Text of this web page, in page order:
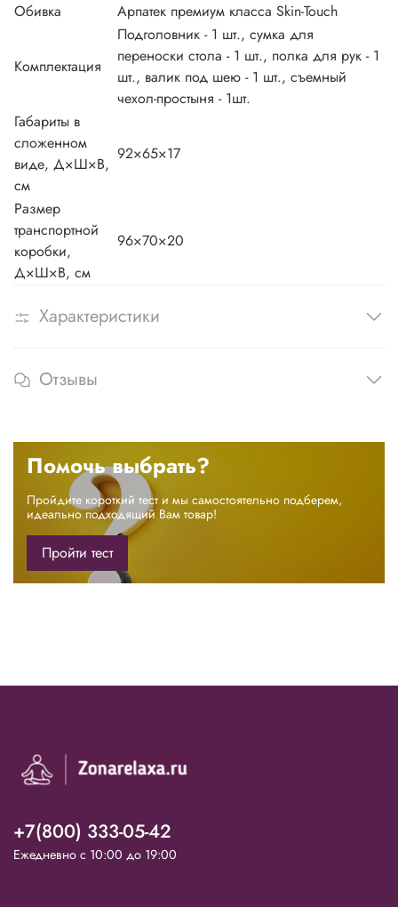
Обивка
Арпатек премиум класса Skin-Touch
Комплектация
Подголовник - 1 шт., сумка для
переноски стола - 1 шт., полка для рук - 1
шт., валик под шею - 1 шт., съемный
чехол-простыня - 1шт.
Габариты в
сложенном
виде, Д×Ш×В,
см
92×65×17
Размер
транспортной
коробки,
Д×Ш×В, см
96×70×20
Характеристики
Отзывы
Помочь выбрать?
Пройдите короткий тест и мы самостоятельно подберем,
идеально подходящий Вам товар!
Пройти тест
+7(800) 333-05-42
Ежедневно с 10:00 до 19:00